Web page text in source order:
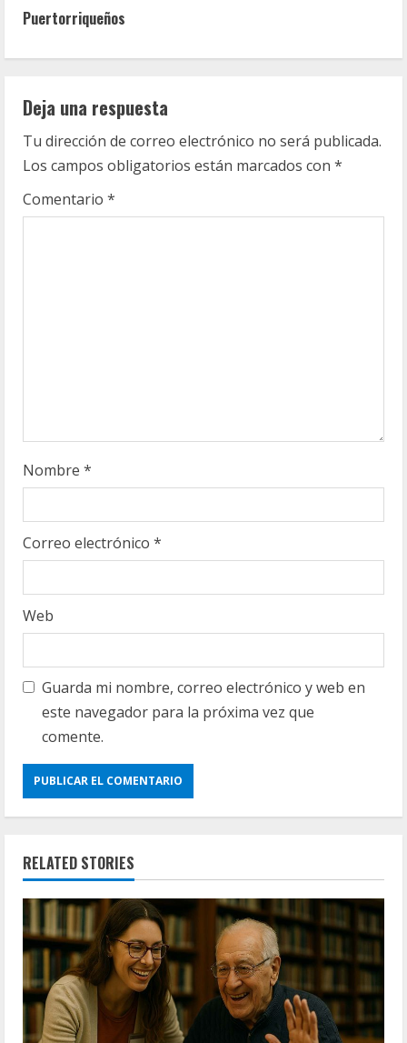
u
e
R
e
Puertorriqueños
Deja una respuesta
Tu dirección de correo electrónico no será publicada.
Los campos obligatorios están marcados con *
Comentario *
Nombre *
Correo electrónico *
Web
Guarda mi nombre, correo electrónico y web en
este navegador para la próxima vez que
comente.
RELATED STORIES